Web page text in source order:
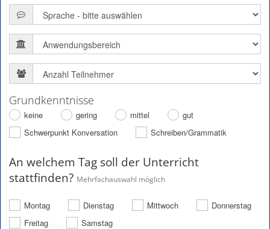
Grundkenntnisse
keine gering mittel
gut
Schwerpunkt Konversation
Schreiben/Grammatik
An welchem Tag soll der Unterricht
stattfinden? Mehrfachauswahl möglich
Montag Dienstag Mittwoch
Donnerstag
Freitag
Samstag